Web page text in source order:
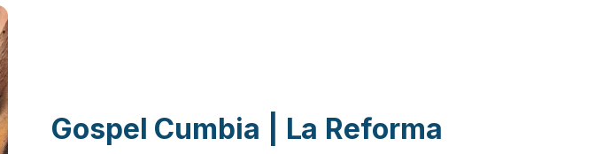
Gospel Cumbia | La Reforma